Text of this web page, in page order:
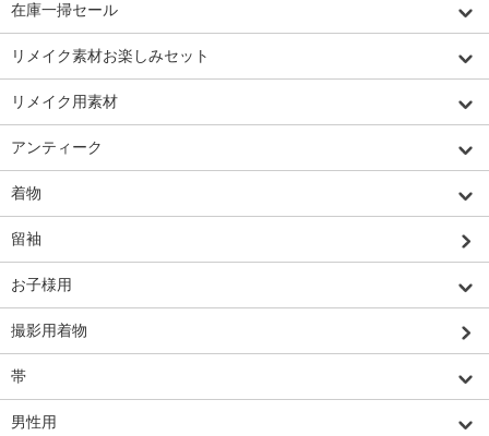
在庫一掃セール
リメイク素材お楽しみセット
リメイク用素材
アンティーク
着物
留袖
お子様用
撮影用着物
帯
男性用